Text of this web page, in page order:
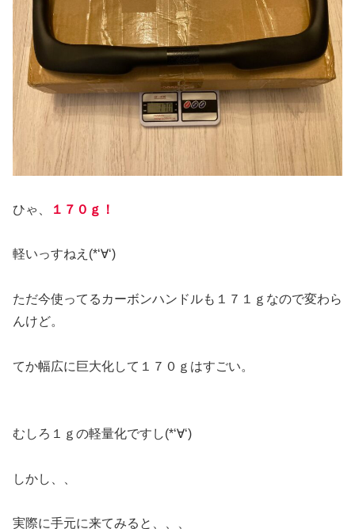
ひゃ、 １７０ｇ！
軽いっすねえ(*‘∀‘)
ただ今使ってるカーボンハンドルも１７１ｇなので変わら
んけど。
てか幅広に巨大化して１７０ｇはすごい。
むしろ１ｇの軽量化ですし(*‘∀‘)
しかし、、
実際に手元に来てみると、、、